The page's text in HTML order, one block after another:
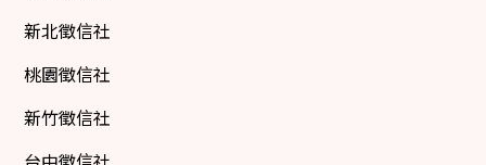
新北徵信社
桃園徵信社
新竹徵信社